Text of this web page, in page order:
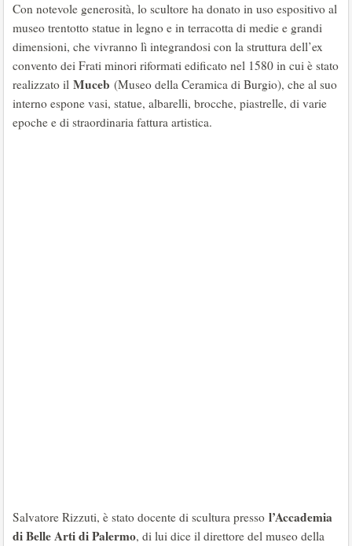
Con notevole generosità, lo scultore ha donato in uso espositivo al
museo trentotto statue in legno e in terracotta di medie e grandi
dimensioni, che vivranno lì integrandosi con la struttura dell’ex
convento dei Frati minori riformati edificato nel 1580 in cui è stato
realizzato il Muceb (Museo della Ceramica di Burgio), che al suo
interno espone vasi, statue, albarelli, brocche, piastrelle, di varie
epoche e di straordinaria fattura artistica.
Salvatore Rizzuti, è stato docente di scultura presso l’Accademia
di Belle Arti di Palermo, di lui dice il direttore del museo della